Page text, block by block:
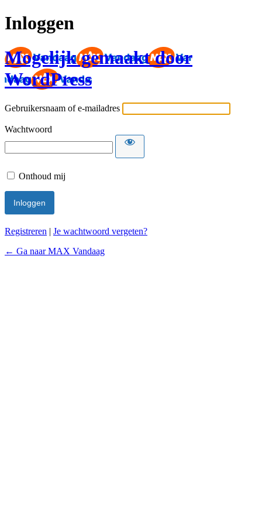
Inloggen
Mogelijk gemaakt door
WordPress
Gebruikersnaam of e-mailadres
Wachtwoord
Onthoud mij
Registreren | Je wachtwoord vergeten?
← Ga naar MAX Vandaag